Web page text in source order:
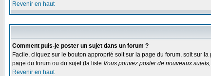
Revenir en haut
Comment puis-je poster un sujet dans un forum ?
Facile, cliquez sur le bouton approprié soit sur la page du forum, soit sur
page du forum ou du sujet (la liste Vous pouvez poster de nouveaux
Revenir en haut